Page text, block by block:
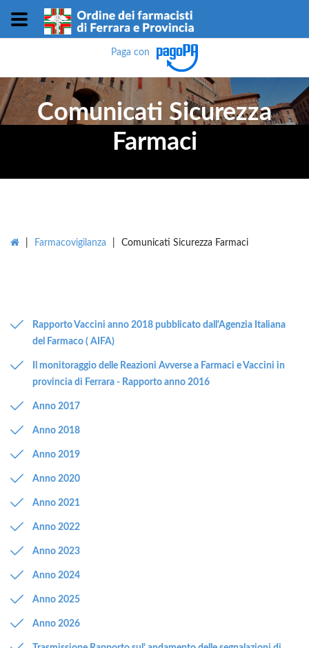
Paga con
Comunicati Sicurezza
Farmaci
Farmacovigilanza Comunicati Sicurezza Farmaci
Rapporto Vaccini anno 2018 pubblicato dall'Agenzia Italiana
del Farmaco ( AIFA)
Il monitoraggio delle Reazioni Avverse a Farmaci e Vaccini in
provincia di Ferrara - Rapporto anno 2016
Anno 2017
Anno 2018
Anno 2019
Anno 2020
Anno 2021
Anno 2022
Anno 2023
Anno 2024
Anno 2025
Anno 2026